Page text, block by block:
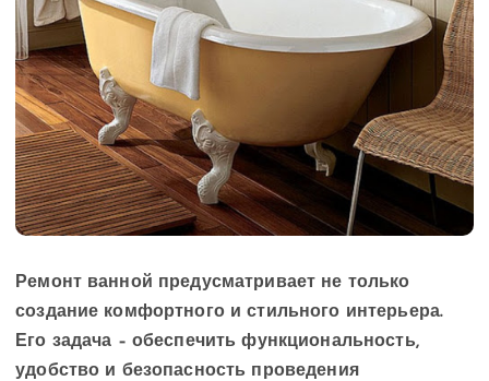
Ремонт ванной предусматривает не только
создание комфортного и стильного интерьера.
Его задача – обеспечить функциональность,
удобство и безопасность проведения